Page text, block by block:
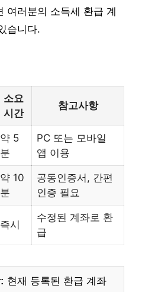
여러분의 소득세 환급 계
습니다.
소요
시간
참고사항
약 5
분
PC 또는 모바일
앱 이용
약 10
분
공동인증서, 간편
인증 필요
즉시
수정된 계좌로 환
급
현재 등록된 환급 계좌